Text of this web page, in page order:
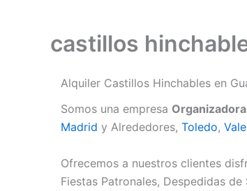
castillos
Alquiler Castillos Hinchables en
Somos una empresa
Madrid y Alrededores, Toledo,
Ofrecemos a nuestros clientes
Fiestas Patronales, Despedidas